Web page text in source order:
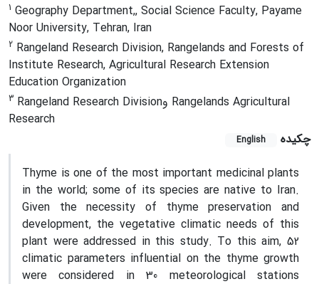
1 Geography Department,, Social Science Faculty, Payame
Noor University, Tehran, Iran
2 Rangeland Research Division, Rangelands and Forests of
Institute Research, Agricultural Research Extension
Education Organization
3 Rangeland Research Divisionو Rangelands Agricultural
Research
چکیده
English
Thyme is one of the most important medicinal plants
in the world; some of its species are native to Iran.
Given the necessity of thyme preservation and
development, the vegetative climatic needs of this
plant were addressed in this study. To this aim, 52
climatic parameters influential on the thyme growth
were considered in 30 meteorological stations